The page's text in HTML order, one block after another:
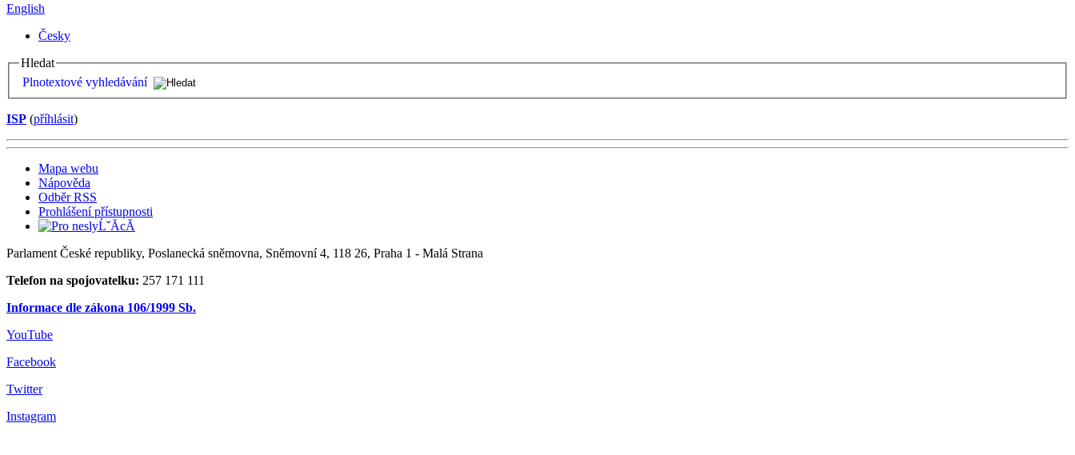
English
Česky
Hledat
Plnotextové vyhledávání
ISP (příhlásit)
Mapa webu
Nápověda
Odběr RSS
Prohlášení přístupnosti
Parlament České republiky, Poslanecká sněmovna, Sněmovní 4, 118 26, Praha 1 - Malá Strana
Telefon na spojovatelku: 257 171 111
Informace dle zákona 106/1999 Sb.
YouTube
Facebook
Twitter
Instagram